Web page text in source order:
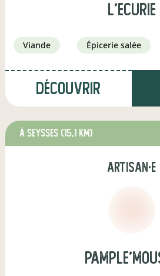
L'ECURIE
viande épicerie salée
Découvrir
à Seysses (15,1 km)
artisan·e